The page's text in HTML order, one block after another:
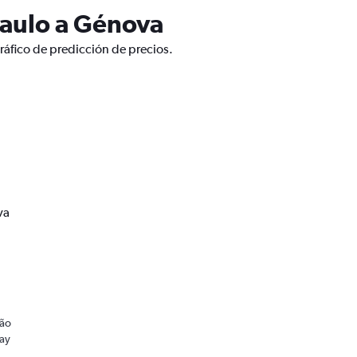
a Génova
de predicción de precios.